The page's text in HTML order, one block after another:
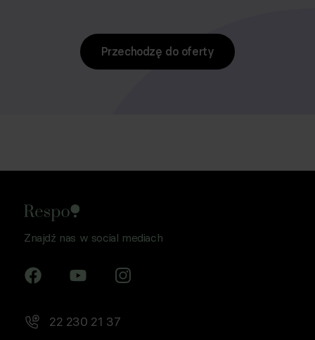
Przechodzę do oferty
Znajdź nas w social mediach
22 230 21 37